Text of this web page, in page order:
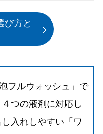
び方と
フルウォッシュ」で
つの液剤に対応し
入れしやすい「ワ